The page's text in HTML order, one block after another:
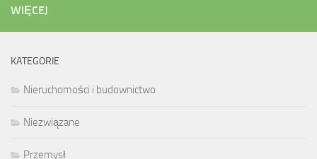
WIĘCEJ
KATEGORIE
Nieruchomości i budownictwo
Niezwiązane
Przemysł